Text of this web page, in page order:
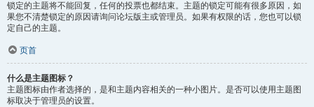
锁定的主题将不能回复，任何的投票也都结束。主题的锁定可能有很多原因，如
果您不清楚锁定的原因请询问论坛版主或管理员。如果有权限的话，您也可以锁
定自己的主题。
页首
什么是主题图标？
主题图标由作者选择的，是和主题内容相关的一种小图片。是否可以使用主题图
标取决于管理员的设置。